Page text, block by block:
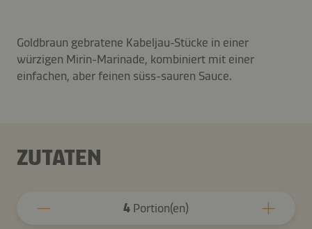
Goldbraun gebratene Kabeljau-Stücke in einer
würzigen Mirin-Marinade, kombiniert mit einer
einfachen, aber feinen süss-sauren Sauce.
ZUTATEN
4 Portion(en)